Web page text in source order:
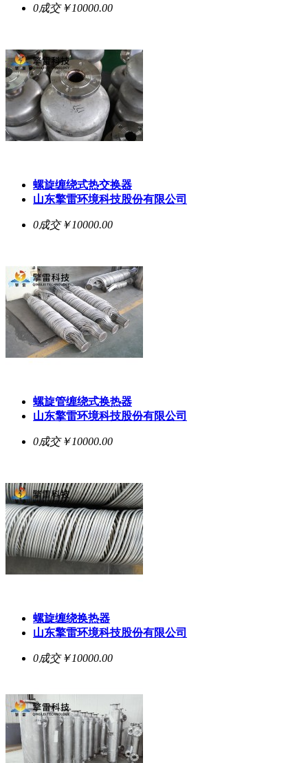
0成交￥10000.00
螺旋缠绕式热交换器
山东擎雷环境科技股份有限公司
0成交￥10000.00
螺旋管缠绕式换热器
山东擎雷环境科技股份有限公司
0成交￥10000.00
螺旋缠绕换热器
山东擎雷环境科技股份有限公司
0成交￥10000.00